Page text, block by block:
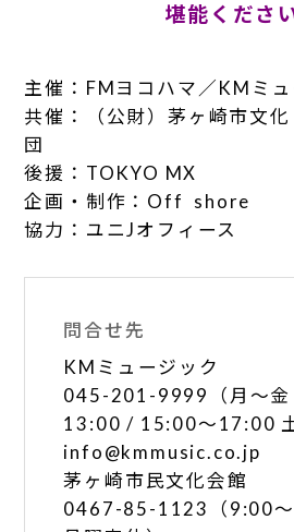
堪能くださ
主催：FMヨコハマ／KMミ
共催：（公財）茅ヶ崎市文
団
後援：TOKYO MX
企画・制作：Off shore
協力：ユニJオフィース
問合せ先
KMミュージック
045-201-9999（月～金
13:00 / 15:00～17:00 土
info@kmmusic.co.jp
茅ヶ崎市民文化会館
0467-85-1123（9:00